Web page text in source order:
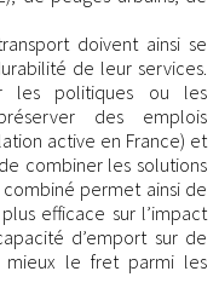
doivent ainsi se
de leur services.
les politiques ou les
des emplois
active en France) et
combiner les solutions
permet ainsi de
efficace sur l’impact
d’emport sur de
mieux le fret parmi les